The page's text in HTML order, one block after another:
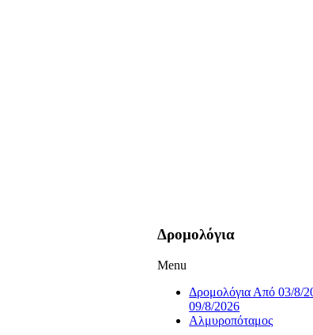
Δρομολόγια
Menu
Δρομολόγια Από 03/8/
09/8/2026
Αλμυροπόταμος